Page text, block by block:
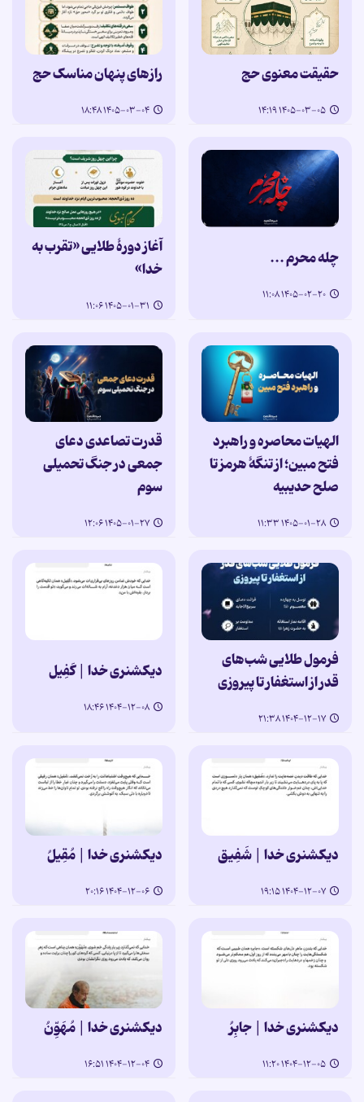
حقیقت معنوی حج
۱۴۰۵-۰۳-۰۵ ۱۴:۱۹
رازهای پنهان مناسک حج
۱۴۰۵-۰۳-۰۴ ۱۸:۴۸
چله محرم ...
۱۴۰۵-۰۲-۲۰ ۱۱:۰۸
آغاز دورۀ طلایی «تقرب به
خدا»
۱۴۰۵-۰۱-۳۱ ۱۱:۰۶
الهیات محاصره و راهبرد
فتح مبین؛ از تنگۀ هرمز تا
صلح حدیبیه
۱۴۰۵-۰۱-۲۸ ۱۱:۳۳
قدرت تصاعدی دعای
جمعی در جنگ تحمیلی
سوم
۱۴۰۵-۰۱-۲۷ ۱۲:۰۶
فرمول طلایی شب‌های
قدر از استغفار تا پیروزی
۱۴۰۴-۱۲-۱۷ ۲۱:۳۸
دیکشنری خدا | کَفِیل
۱۴۰۴-۱۲-۰۸ ۱۸:۴۶
دیکشنری خدا | شَفِیق
۱۴۰۴-۱۲-۰۷ ۱۹:۱۵
دیکشنری خدا | مُقِیلُ
۱۴۰۴-۱۲-۰۶ ۲۰:۱۶
دیکشنری خدا | جابِرُ
۱۴۰۴-۱۲-۰۵ ۱۱:۲۰
دیکشنری خدا | مُهَوِّنُ
۱۴۰۴-۱۲-۰۴ ۱۶:۵۱